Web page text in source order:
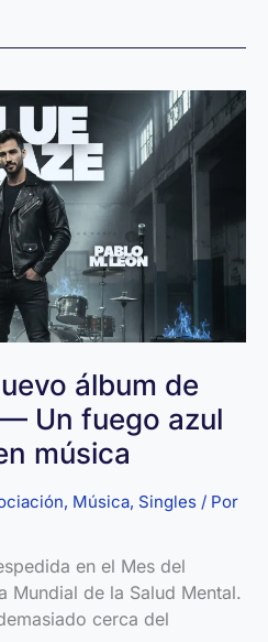
álbum de
Un fuego azul
música
, Música, Singles / Por
en el Mes del
Mundial de la Salud Mental.
cerca del